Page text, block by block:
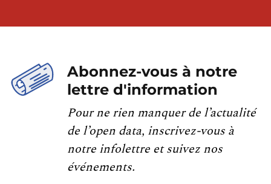
Abonnez-vous à notre
lettre d'information
Pour ne rien manquer de l’actualité
de l’open data, inscrivez-vous à
notre infolettre et suivez nos
événements.